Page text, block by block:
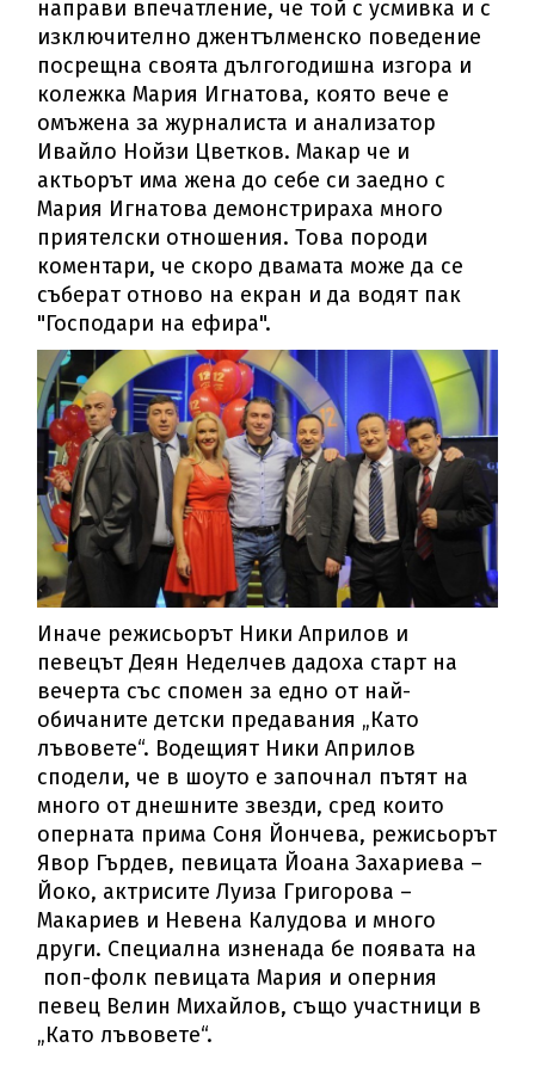
направи впечатление, че той с усмивка и с
изключително джентълменско поведение
посрещна своята дългогодишна изгора и
колежка Мария Игнатова, която вече е
омъжена за журналиста и анализатор
Ивайло Нойзи Цветков. Макар че и
актьорът има жена до себе си заедно с
Мария Игнатова демонстрираха много
приятелски отношения. Това породи
коментари, че скоро двамата може да се
съберат отново на екран и да водят пак
"Господари на ефира".
Иначе режисьорът Ники Априлов и
певецът Деян Неделчев дадоха старт на
вечерта със спомен за едно от най-
обичаните детски предавания „Като
лъвовете“. Водещият Ники Априлов
сподели, че в шоуто е започнал пътят на
много от днешните звезди, сред които
оперната прима Соня Йончева, режисьорът
Явор Гърдев, певицата Йоана Захариева –
Йоко, актрисите Луиза Григорова –
Макариев и Невена Калудова и много
други. Специална изненада бе появата на
поп-фолк певицата Мария и оперния
певец Велин Михайлов, също участници в
„Като лъвовете“.